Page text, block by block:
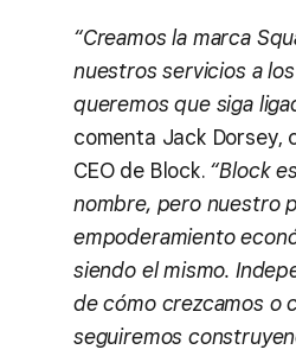
“Creamos la marca
nuestros servicios a
queremos que siga
comenta Jack Dorsey,
CEO de Block. “Block
nombre, pero nuestro
empoderamiento
siendo el mismo.
de cómo crezcamos o
seguiremos